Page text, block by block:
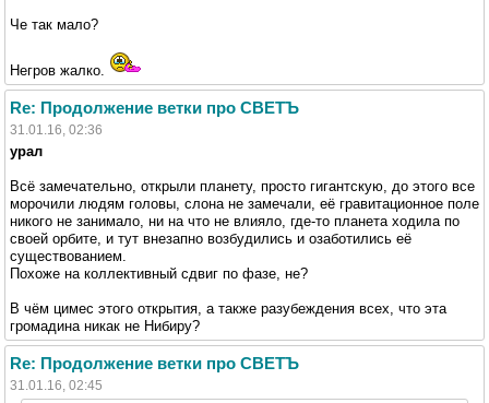
Че так мало?
Негров жалко.
Re: Продолжение ветки про СВЕТЪ
31.01.16, 02:36
урал
Всё замечательно, открыли планету, просто гигантскую, до этого все
морочили людям головы, слона не замечали, её гравитационное поле
никого не занимало, ни на что не влияло, где-то планета ходила по
своей орбите, и тут внезапно возбудились и озаботились её
существованием.
Похоже на коллективный сдвиг по фазе, не?
В чём цимес этого открытия, а также разубеждения всех, что эта
громадина никак не Нибиру?
Re: Продолжение ветки про СВЕТЪ
31.01.16, 02:45